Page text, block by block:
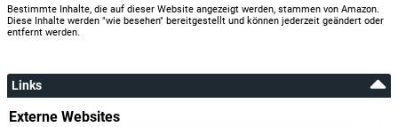
Bestimmte Inhalte, die auf dieser Website angezeigt werden, stammen von Amazon.
Diese Inhalte werden "wie besehen" bereitgestellt und können jederzeit geändert oder
entfernt werden.
Links
Externe Websites